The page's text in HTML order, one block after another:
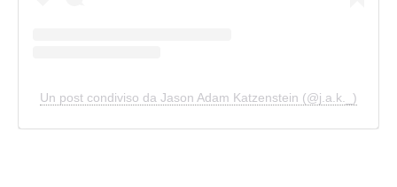
Un post condiviso da Jason Adam Katzenstein (@j.a.k._)